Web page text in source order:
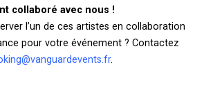
collaboré avec nous !
l’un de ces artistes en collaboration
pour votre événement ? Contactez
.